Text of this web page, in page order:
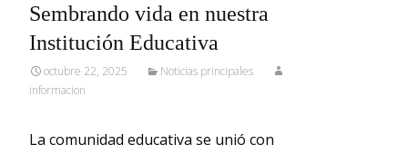
Sembrando vida en nuestra
Institución Educativa
octubre 22, 2025
Noticias principales
informacion
La comunidad educativa se unió con